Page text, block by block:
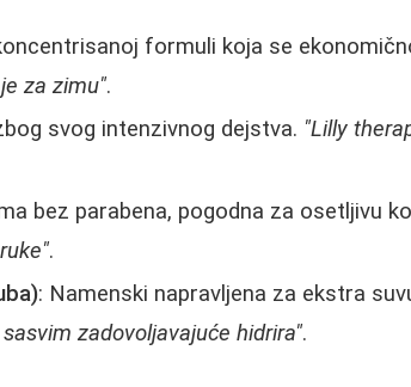
formuli koja se
za zimu".
svog intenzivnog dejstva. "Lilly
bez parabena, pogodna za osetljivu
.
: Namenski napravljena za ekstra
zadovoljavajuće hidrira".